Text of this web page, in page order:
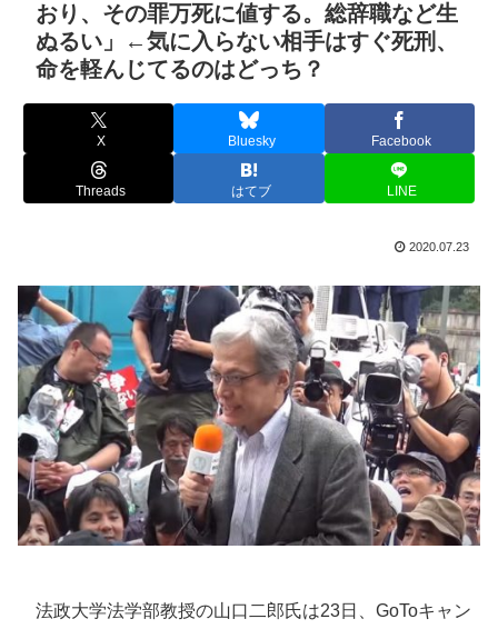
おり、その罪万死に値する。総辞職など生
ぬるい」←気に入らない相手はすぐ死刑、
命を軽んじてるのはどっち？
X Bluesky Facebook
Threads はてブ LINE
2020.07.23
法政大学法学部教授の山口二郎氏は23日、GoToキャン